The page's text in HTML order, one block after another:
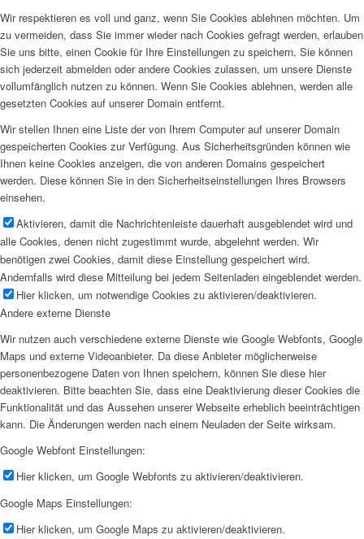
Wir respektieren es voll und ganz, wenn Sie Cookies ablehnen möchten. Um
zu vermeiden, dass Sie immer wieder nach Cookies gefragt werden, erlauben
Sie uns bitte, einen Cookie für Ihre Einstellungen zu speichern. Sie können
sich jederzeit abmelden oder andere Cookies zulassen, um unsere Dienste
vollumfänglich nutzen zu können. Wenn Sie Cookies ablehnen, werden alle
gesetzten Cookies auf unserer Domain entfernt.
Wir stellen Ihnen eine Liste der von Ihrem Computer auf unserer Domain
gespeicherten Cookies zur Verfügung. Aus Sicherheitsgründen können wie
Ihnen keine Cookies anzeigen, die von anderen Domains gespeichert
werden. Diese können Sie in den Sicherheitseinstellungen Ihres Browsers
einsehen.
Aktivieren, damit die Nachrichtenleiste dauerhaft ausgeblendet wird und
alle Cookies, denen nicht zugestimmt wurde, abgelehnt werden. Wir
benötigen zwei Cookies, damit diese Einstellung gespeichert wird.
Andernfalls wird diese Mitteilung bei jedem Seitenladen eingeblendet werden.
Hier klicken, um notwendige Cookies zu aktivieren/deaktivieren.
Andere externe Dienste
Wir nutzen auch verschiedene externe Dienste wie Google Webfonts, Google
Maps und externe Videoanbieter. Da diese Anbieter möglicherweise
personenbezogene Daten von Ihnen speichern, können Sie diese hier
deaktivieren. Bitte beachten Sie, dass eine Deaktivierung dieser Cookies die
Funktionalität und das Aussehen unserer Webseite erheblich beeinträchtigen
kann. Die Änderungen werden nach einem Neuladen der Seite wirksam.
Google Webfont Einstellungen:
Hier klicken, um Google Webfonts zu aktivieren/deaktivieren.
Google Maps Einstellungen:
Hier klicken, um Google Maps zu aktivieren/deaktivieren.